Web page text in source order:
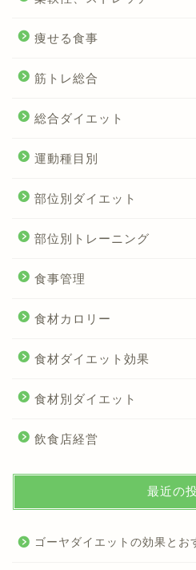
痩せる食事
筋トレ総合
総合ダイエット
運動種目別
部位別ダイエット
部位別トレーニング
食事管理
食材カロリー
食材ダイエット効果
食材別ダイエット
飲食店経営
最近の
ゴーヤダイエットの効果とお